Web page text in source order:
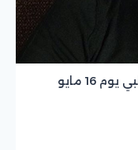
تامر عاشور يحيي حفلاً جديدًا في أبوظبي يوم 16 مايو